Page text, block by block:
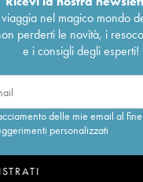
nel magico mondo
perderti le novità, i
e i consigli degli esperti!
delle mie email al
personalizzati